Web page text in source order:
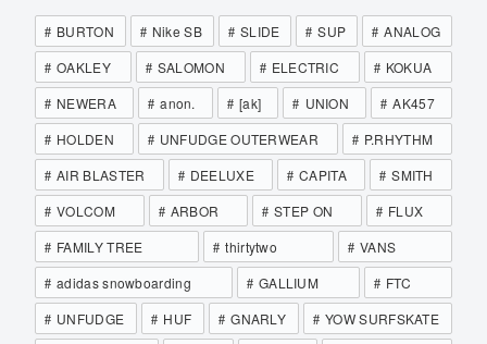
BURTON Nike SB SLIDE SUP
ANALOG
OAKLEY
SALOMON ELECTRIC
KOKUA
NEWERA
anon. [ak] UNION
AK457
HOLDEN
UNFUDGE OUTERWEAR
P.RHYTHM
AIR BLASTER
DEELUXE CAPITA
SMITH
VOLCOM
ARBOR STEP ON
FLUX
FAMILY TREE
thirtytwo
VANS
adidas snowboarding
GALLIUM
FTC
UNFUDGE
HUF GNARLY
YOW SURFSKATE